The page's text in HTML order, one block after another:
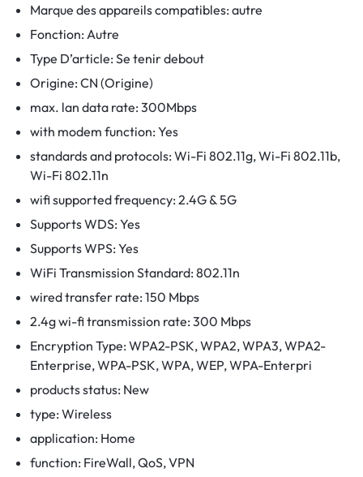
Marque des appareils compatibles: autre
Fonction: Autre
Type D’article: Se tenir debout
Origine: CN (Origine)
max. lan data rate: 300Mbps
with modem function: Yes
standards and protocols: Wi-Fi 802.11g, Wi-Fi 802.11b,
Wi-Fi 802.11n
wifi supported frequency: 2.4G & 5G
Supports WDS: Yes
Supports WPS: Yes
WiFi Transmission Standard: 802.11n
wired transfer rate: 150 Mbps
2.4g wi-fi transmission rate: 300 Mbps
Encryption Type: WPA2-PSK, WPA2, WPA3, WPA2-
Enterprise, WPA-PSK, WPA, WEP, WPA-Enterpri
products status: New
type: Wireless
application: Home
function: FireWall, QoS, VPN